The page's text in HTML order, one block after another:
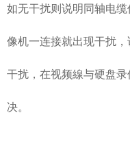
如无干扰则说明同轴电
像机一连接就出现干扰
干扰，在视频線与硬盘
决。